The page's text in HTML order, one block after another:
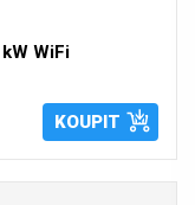
WiFi
KOUPIT